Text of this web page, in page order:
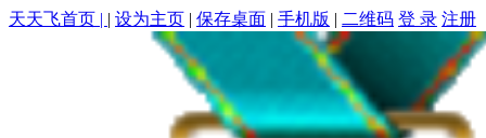
天天飞首页 | | 设为主页 | 保存桌面 | 手机版 | 二维码 登 录 注册